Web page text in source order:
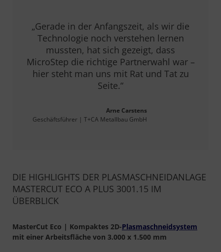
„Gerade in der Anfangszeit, als wir die
Technologie noch verstehen lernen
mussten, hat sich gezeigt, dass
MicroStep die richtige Partnerwahl war –
hier steht man uns mit Rat und Tat zu
Seite.“
Arne Carstens
Geschäftsführer | T+CA Metallbau GmbH
DIE HIGHLIGHTS DER PLASMASCHNEIDANLAGE
MASTERCUT ECO A PLUS 3001.15 IM
ÜBERBLICK
MasterCut Eco | Kompaktes 2D-Plasmaschneidsystem
mit einer Arbeitsfläche von 3.000 x 1.500 mm